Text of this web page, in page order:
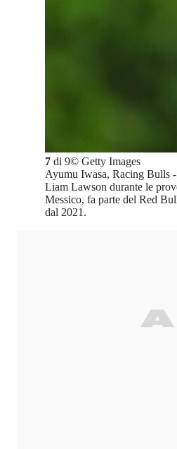
7 di 9© Getty Images
Ayumu Iwasa, Racing Bulls
Liam Lawson durante le
Messico, fa parte del Red
dal 2021.